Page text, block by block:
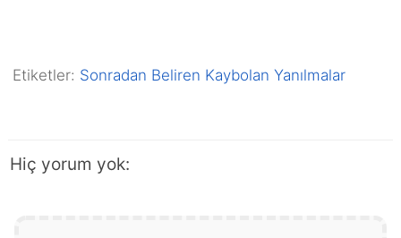
Etiketler: Sonradan Beliren Kaybolan Yanılmalar
Hiç yorum yok: